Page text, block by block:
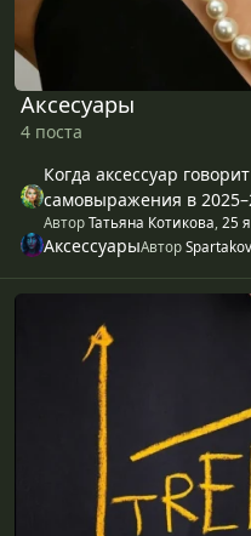
Аксесуары
4 поста
Когда аксессуар
самовыражения в
АвторТатьяна Котикова 25
АксессуарыАвтор
Тренды